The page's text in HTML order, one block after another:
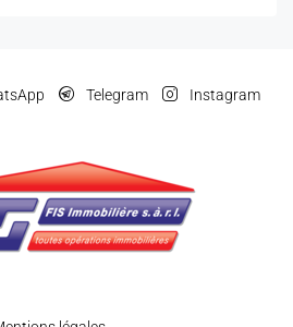
Telegram Instagram